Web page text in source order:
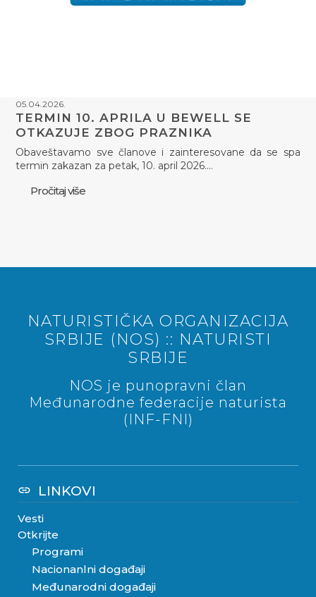
05.04.2026.
TERMIN 10. APRILA U BEWELL SE
OTKAZUJE ZBOG PRAZNIKA
Obaveštavamo sve članove i zainteresovane da se spa
termin zakazan za petak, 10. april 2026.…
Pročitaj više
NATURISTIČKA ORGANIZACIJA
SRBIJE (NOS) :: NATURISTI
SRBIJE
NOS je punopravni član
Međunarodne federacije naturista
(INF-FNI)
link LINKOVI
Vesti
Otkrijte
Programi
Nacionanlni događaji
Međunarodni događaji